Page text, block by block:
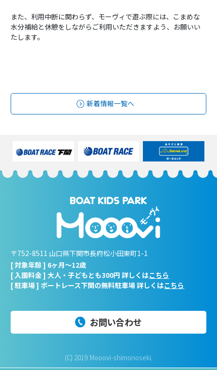
また、利用中断に関わらず、モーヴィで遊ぶ際には、こまめな
水分補給と休憩をしながらご利用いただきますよう、お願いい
たします。
新着情報一覧へ
〒752-8511 山口県下関市長府松小田東町1-1
[ 対象年齢 ] 6ヶ月～12歳
[ 入園料金 ] 大人・子どもとも300円 詳しくはこちら
[ 駐車場 ] ボートレース下関の無料駐車場 詳しくはこちら
お問い合わせ
(C) 2019 Mooovi-shimonoseki.